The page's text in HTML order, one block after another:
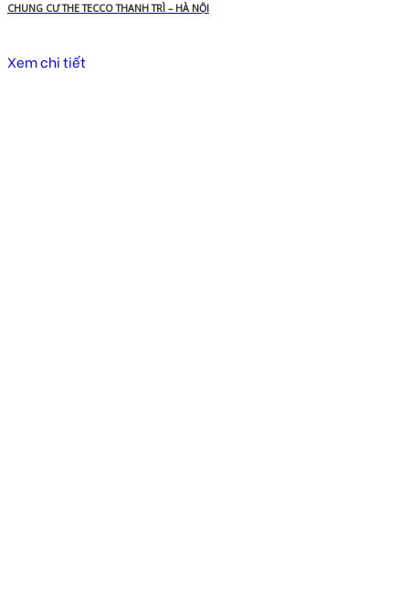
CHUNG CƯ THE TECCO THANH TRÌ – HÀ NỘI
Xem chi tiết